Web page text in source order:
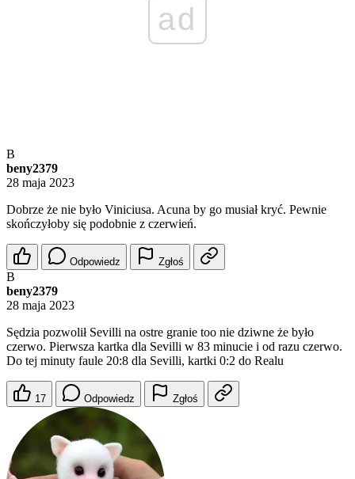
ad
B
beny2379
28 maja 2023
Dobrze że nie było Viniciusa. Acuna by go musiał kryć. Pewnie
skończyłoby się podobnie z czerwień.
Odpowiedz Zgłoś
B
beny2379
28 maja 2023
Sędzia pozwolił Sevilli na ostre granie too nie dziwne że było
czerwo. Pierwsza kartka dla Sevilli w 83 minucie i od razu czerwo.
Do tej minuty faule 20:8 dla Sevilli, kartki 0:2 do Realu
17 Odpowiedz Zgłoś